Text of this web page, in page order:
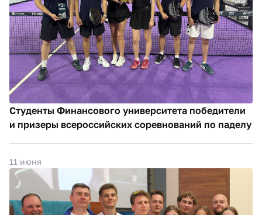
Студенты Финансового университета победители
и призеры всероссийских соревнований по паделу
11 июня